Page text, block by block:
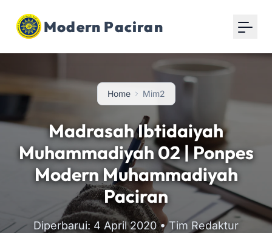
Modern Paciran
Home Mim2
Madrasah Ibtidaiyah
Muhammadiyah 02 | Ponpes
Modern Muhammadiyah
Paciran
Diperbarui: 4 April 2020 • Tim Redaktur